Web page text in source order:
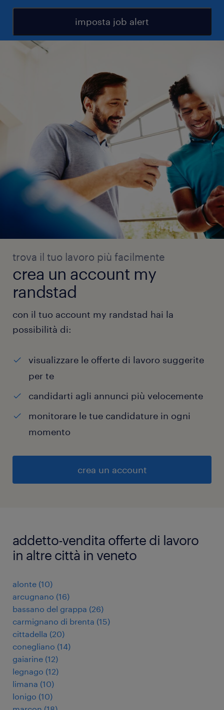
imposta job alert
trova il tuo lavoro più facilmente
crea un account my
randstad
con il tuo account my randstad hai la
possibilità di:
visualizzare le offerte di lavoro suggerite
per te
candidarti agli annunci più velocemente
monitorare le tue candidature in ogni
momento
crea un account
addetto-vendita offerte di lavoro
in altre città in veneto
alonte (10)
arcugnano (16)
bassano del grappa (26)
carmignano di brenta (15)
cittadella (20)
conegliano (14)
gaiarine (12)
legnago (12)
limana (10)
lonigo (10)